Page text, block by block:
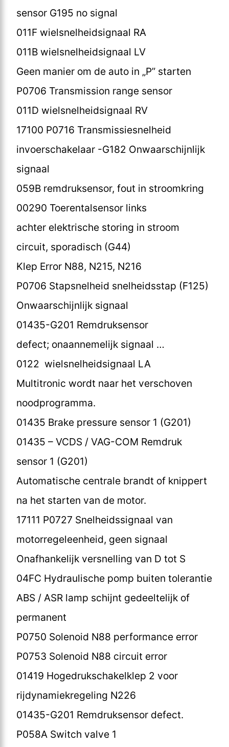
sensor G195 no signal
011F wielsnelheidsignaal RA
011B wielsnelheidsignaal LV
Geen manier om de auto in „P” starten
P0706 Transmission range sensor
011D wielsnelheidsignaal RV
17100 P0716 Transmissiesnelheid
invoerschakelaar -G182 Onwaarschijnlijk
signaal
059B remdruksensor, fout in stroomkring
00290 Toerentalsensor links
achter elektrische storing in stroom
circuit, sporadisch (G44)
Klep Error N88, N215, N216
P0706 Stapsnelheid snelheidsstap (F125)
Onwaarschijnlijk signaal
01435-G201 Remdruksensor
defect; onaannemelijk signaal …
0122 wielsnelheidsignaal LA
Multitronic wordt naar het verschoven
noodprogramma.
01435 Brake pressure sensor 1 (G201)
01435 – VCDS / VAG-COM Remdruk
sensor 1 (G201)
Automatische centrale brandt of knippert
na het starten van de motor.
17111 P0727 Snelheidssignaal van
motorregeleenheid, geen signaal
Onafhankelijk versnelling van D tot S
04FC Hydraulische pomp buiten tolerantie
ABS / ASR lamp schijnt gedeeltelijk of
permanent
P0750 Solenoid N88 performance error
P0753 Solenoid N88 circuit error
01419 Hogedrukschakelklep 2 voor
rijdynamiekregeling N226
01435-G201 Remdruksensor defect.
P058A Switch valve 1